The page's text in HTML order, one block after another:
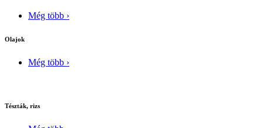
Még több ›
Olajok
Még több ›
Tészták, rizs